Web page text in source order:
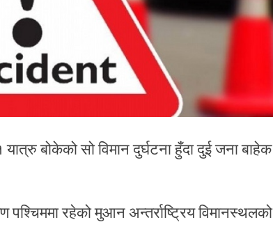
बोकेको सो विमान दुर्घटना हुँदा दुई जना बाहेक
पश्चिममा रहेको मुआन अन्तर्राष्ट्रिय विमानस्थलको